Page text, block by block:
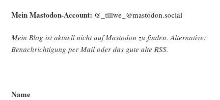
Mein Mast­o­don-Account: @_tillwe_@mastodon.social
Mein Blog ist aktu­ell nicht auf Mast­o­don zu fin­den. Alter­na­ti­ve:
Benach­rich­ti­gung per Mail oder das gute alte RSS.
Name